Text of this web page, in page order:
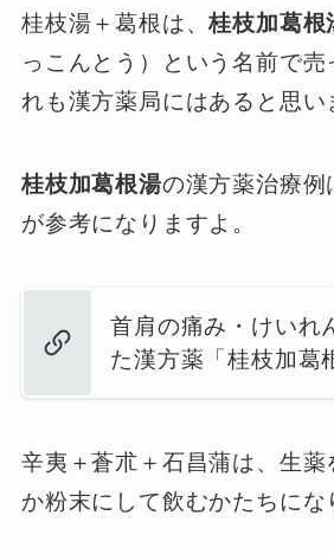
桂枝湯＋葛根は、桂枝加葛根
っこんとう）という名前で売
れも漢方薬局にはあると思い
桂枝加葛根湯の漢方薬治療例
が参考になりますよ。
首肩の痛み・けいれ
た漢方薬「桂枝加葛
辛夷＋蒼朮＋石昌蒲は、生薬
か粉末にして飲むかたちにな